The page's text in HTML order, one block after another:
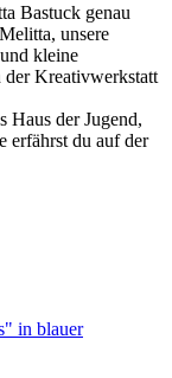
Bastuck genau
unsere
kleine
der Kreativwerkstatt
Haus der Jugend,
erfährst du auf der